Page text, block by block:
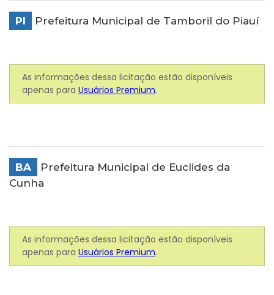
PI Prefeitura Municipal de Tamboril do Piauí
As informações dessa licitação estão disponíveis
apenas para Usuários Premium.
BA
Prefeitura Municipal de Euclides da
Cunha
As informações dessa licitação estão disponíveis
apenas para Usuários Premium.